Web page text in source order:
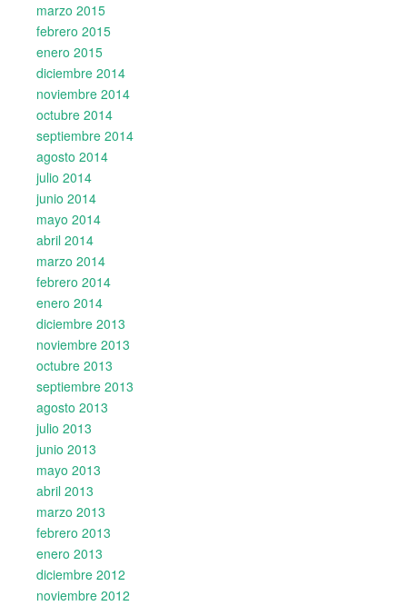
marzo 2015
febrero 2015
enero 2015
diciembre 2014
noviembre 2014
octubre 2014
septiembre 2014
agosto 2014
julio 2014
junio 2014
mayo 2014
abril 2014
marzo 2014
febrero 2014
enero 2014
diciembre 2013
noviembre 2013
octubre 2013
septiembre 2013
agosto 2013
julio 2013
junio 2013
mayo 2013
abril 2013
marzo 2013
febrero 2013
enero 2013
diciembre 2012
noviembre 2012